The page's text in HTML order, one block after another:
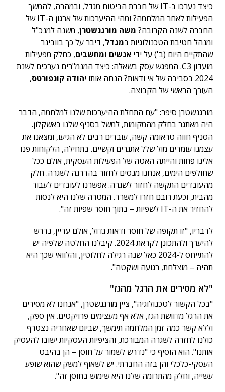
כיצד נערכו ב-IT של חברת הביטוח מגדל, ובמהרה, להמשך
הפעילות לאחר המלחמה? ומהי ההיערכות של ארגון ה-IT של
החברה לשנה הקרובה? משה מורגנשטרן, משנה למנכ"ל
ומנהל חטיבת הטכנולוגיות במגדל, דיבר על כך בוובינר
שהתקיים היום (ב') על ידי אנשים ומחשבים, כחלק מפעילות
מועדון C3. המפגש עסק בשאלה: כיצד המנמ"רים נערכים לשנת
2024 בסביבה של אי ודאות? הנחה אותו
יהודה קונפורטס,
העורך הראשי של הקבוצה.
מורגנשטרן סיפר: "עם התחלת ההיערכות שלנו למלחמה, הדבר
היה מאתגר בחלק מהמקומות, למשל בסניף שלנו באשקלון.
הסניף חווה טראומה קשה, עובדים רבים לא הגיעו, ומצאנו את
עצמנו עומדים מול שלל אתגרים וקשיים. בתחילה, הלקוחות פנו
אלינו פחות והייתה האטה של הפעילות העסקית, אולם ככל
שחולפים הימים, אנחנו מנסים לחזור בהדרגה לשגרה. חלק
מהעובדים התקשה לחזור לשגרה. אפשרנו לעובדים לעבוד
מהבית, וכעת רובם חזרו למשרד. המטרה שלנו היא לנסות
להחזיר את ה-IT לשפיות – בתוך חוסר שפיות זה".
לדבריו, "זו תקופה של חוסר ודאות גדול, אולם עדיין, נדרש
להיערך ולהתכונן לקראת 2024. קיבלנו החלטה שלפיה יש
להתייחס ל-2024 כאל שנה רגילה לחלוטין, והלוואי שכך היא
תהיה – מוצלחת, רגועה ושקטה".
"לא מסירים את הרגל מהגז"
"בכל הקשור לטכנולוגיה", ציין מורגנשטרן, "אנחנו לא מסירים
את הרגל מדוושת הגז, אלא אף מעצימים פרויקטים. אין ספק,
וללא קשר כמה זמן המלחמה תימשך, שביום שאחריה נצטרף
כולנו לחזרה לשגרה המבורכת, והציפיות העסקיות ישובו להעסיק
אותנו". הוא הוסיף כי "נדרש לשמור על חוסן – הן בהיבט
העסקי-כלכלי והן בזה החברתי. יש לשאוף למשק שהוא שופע
עשייה, וחלק מהתרומה שלנו היא שימוש בחוסן זה".